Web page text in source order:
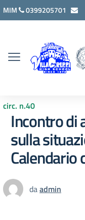
Vai ai contenuti
Vai al menu di navigazione
Vai al footer
MIM
0399205701
circ. n.40
Incontro di
sulla
Calendario
daadmin